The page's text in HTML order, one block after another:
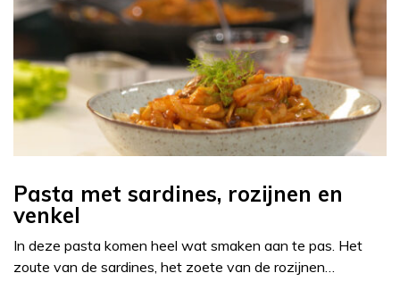
Pasta met sardines, rozijnen en
venkel
In deze pasta komen heel wat smaken aan te pas. Het
zoute van de sardines, het zoete van de rozijnen…